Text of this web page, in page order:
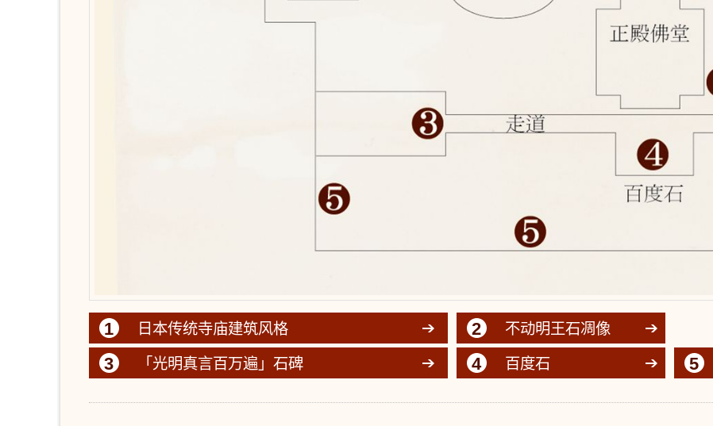
1 日本传统寺庙建筑风格 2 不动明王石凋像
3 「光明真言百万遍」石碑 4 百度石 5